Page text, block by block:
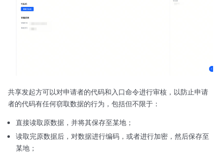
共享发起方可以对申请者的代码和入口命令进行审核，以防止申请
者的代码有任何窃取数据的行为，包括但不限于：
直接读取原数据，并将其保存至某地；
读取完原数据后，对数据进行编码，或者进行加密，然后保存至
某地；